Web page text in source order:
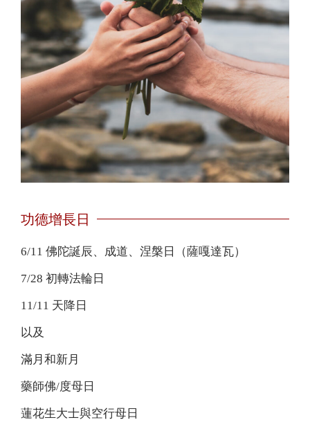
功德增長日
6/11 佛陀誕辰、成道、涅槃日（薩嘎達瓦）
7/28 初轉法輪日
11/11 天降日
以及
滿月和新月
藥師佛/度母日
蓮花生大士與空行母日